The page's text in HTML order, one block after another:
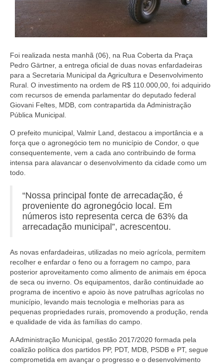
Foi realizada nesta manhã (06), na Rua Coberta da Praça
Pedro Gärtner, a entrega oficial de duas novas enfardadeiras
para a Secretaria Municipal da Agricultura e Desenvolvimento
Rural. O investimento na ordem de R$ 110.000,00, foi adquirido
com recursos de emenda parlamentar do deputado federal
Giovani Feltes, MDB, com contrapartida da Administração
Pública Municipal.
O prefeito municipal, Valmir Land, destacou a importância e a
força que o agronegócio tem no município de Condor, o que
consequentemente, vem a cada ano contribuindo de forma
intensa para alavancar o desenvolvimento da cidade como um
todo.
“Nossa principal fonte de arrecadação, é
proveniente do agronegócio local. Em
números isto representa cerca de 63% da
arrecadação municipal”, acrescentou.
As novas enfardadeiras, utilizadas no meio agrícola, permitem
recolher e enfardar o feno ou a forragem no campo, para
posterior aproveitamento como alimento de animais em época
de seca ou inverno. Os equipamentos, darão continuidade ao
programa de incentivo e apoio às nove patrulhas agrícolas no
município, levando mais tecnologia e melhorias para as
pequenas propriedades rurais, promovendo a produção, renda
e qualidade de vida às famílias do campo.
A Administração Municipal, gestão 2017/2020 formada pela
coalizão política dos partidos PP, PDT, MDB, PSDB e PT, segue
comprometida em avançar o progresso e o desenvolvimento